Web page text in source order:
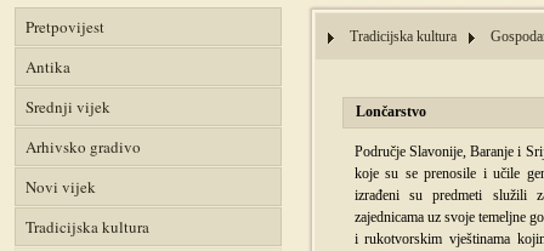
Pretpovijest
Antika
Srednji vijek
Arhivsko gradivo
Novi vijek
Tradicijska kultura
Tradicijska kultura
Lončarstvo
Područje Slavonije, Baranje i
koje su se prenosile i učile
izrađeni su predmeti služili
zajednicama uz svoje temeljne
i rukotvorskim vještinama